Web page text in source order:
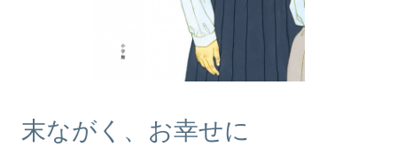
末ながく、お幸せに